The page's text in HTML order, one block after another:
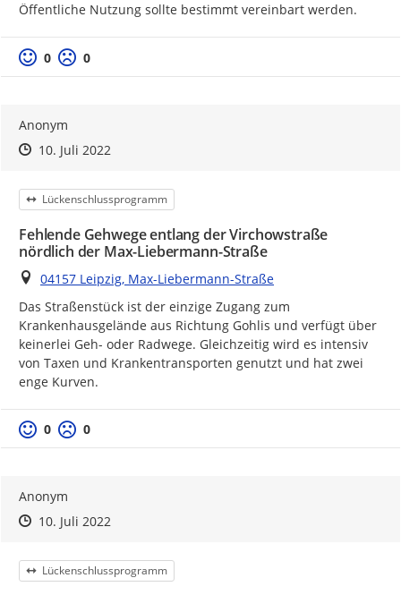
Öffentliche Nutzung sollte bestimmt vereinbart werden.
Positive Bewertung
0 Negative Bewertung
0
Anonym
Zeitpunkt des Erstellens
Zeitpunkt des Erstellens
10. Juli 2022Zur Äußerung
Kategorie
Lückenschlussprogramm
Fehlende Gehwege entlang der Virchowstraße
nördlich der Max-Liebermann-Straße
Ort
04157 Leipzig, Max-Liebermann-Straße
Das Straßenstück ist der einzige Zugang zum
Krankenhausgelände aus Richtung Gohlis und verfügt über
keinerlei Geh- oder Radwege. Gleichzeitig wird es intensiv
von Taxen und Krankentransporten genutzt und hat zwei
enge Kurven.
Positive Bewertung
0 Negative Bewertung
0
Anonym
Zeitpunkt des Erstellens
Zeitpunkt des Erstellens
10. Juli 2022Zur Äußerung
Kategorie
Lückenschlussprogramm